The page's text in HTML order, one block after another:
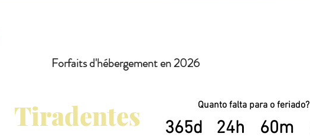
Forfaits d'hébergement en 2026
Tiradentes 365d 24h 60m
Quanto falta para o feriado?